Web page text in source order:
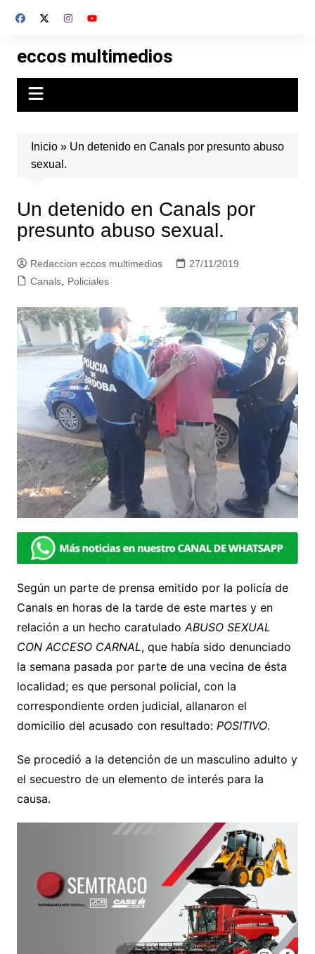
eccos multimedios
Inicio» Un detenido en Canals por presunto abuso
sexual.
Un detenido en Canals por
presunto abuso sexual.
Redaccion eccos multimedios
27/11/2019
Canals, Policiales
Según un parte de prensa emitido por la policía de
Canals en horas de la tarde de este martes y en
relación a un hecho caratuladoABUSO SEXUAL
CON ACCESO CARNAL, que había sido denunciado
la semana pasada por parte de una vecina de ésta
localidad; es que personal policial, con la
correspondiente orden judicial, allanaron el
domicilio del acusado con resultado: POSITIVO.
Se procedió a la detención de un masculino adulto y
el secuestro de un elemento de interés para la
causa.